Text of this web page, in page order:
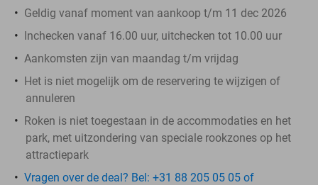
Geldig vanaf moment van aankoop t/m 11 dec 2026
Inchecken vanaf 16.00 uur, uitchecken tot 10.00 uur
Aankomsten zijn van maandag t/m vrijdag
Het is niet mogelijk om de reservering te wijzigen of
annuleren
Roken is niet toegestaan in de accommodaties en het
park, met uitzondering van speciale rookzones op het
attractiepark
Vragen over de deal? Bel: +31 88 205 05 05 of